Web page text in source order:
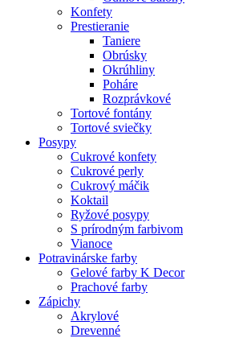
Konfety
Prestieranie
Taniere
Obrúsky
Okrúhliny
Poháre
Rozprávkové
Tortové fontány
Tortové sviečky
Posypy
Cukrové konfety
Cukrové perly
Cukrový máčik
Koktail
Ryžové posypy
S prírodným farbivom
Vianoce
Potravinárske farby
Gelové farby K Decor
Prachové farby
Zápichy
Akrylové
Drevenné